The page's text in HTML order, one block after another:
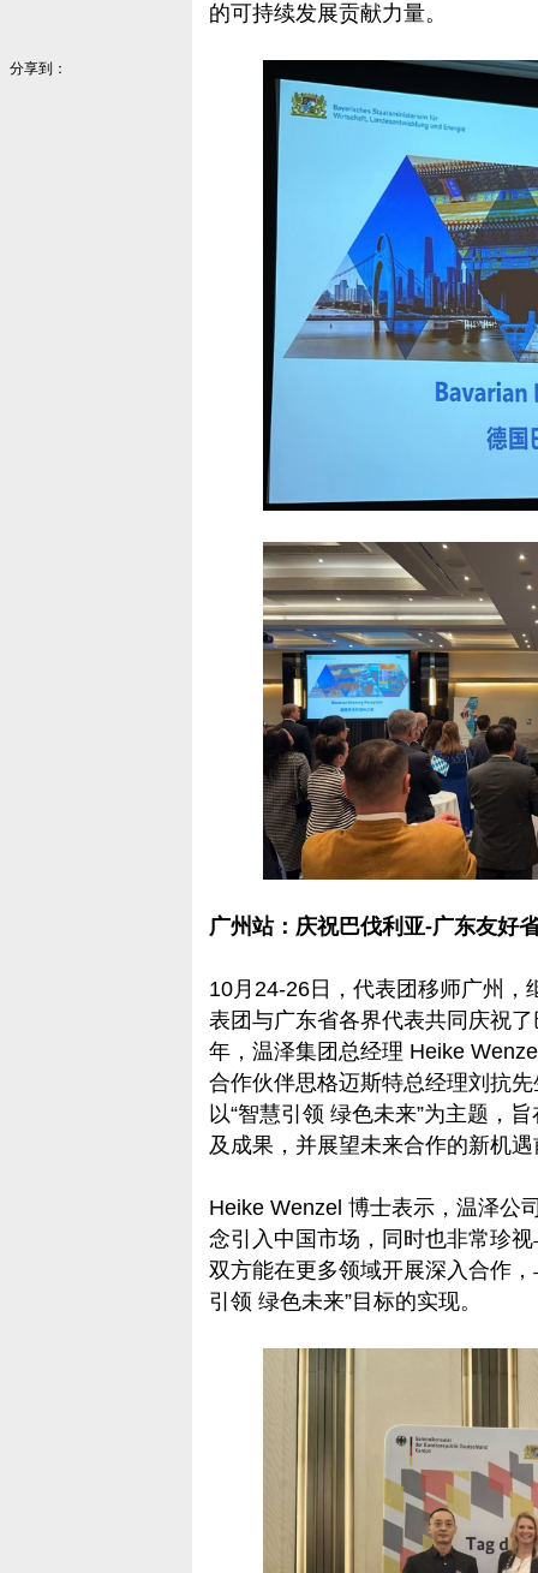
分享到：
的可持续发展贡献力量。
广州站：庆祝巴伐利亚-广东友好
10月24-26日，代表团移师广州
表团与广东省各界代表共同庆祝
年，温泽集团总经理 Heike
合作伙伴思格迈斯特总经理刘抗
以“智慧引领 绿色未来”为主题，
及成果，并展望未来合作的新机
Heike Wenzel 博士表示，温泽公
念引入中国市场，同时也非常珍
双方能在更多领域开展深入合作
引领 绿色未来”目标的实现。